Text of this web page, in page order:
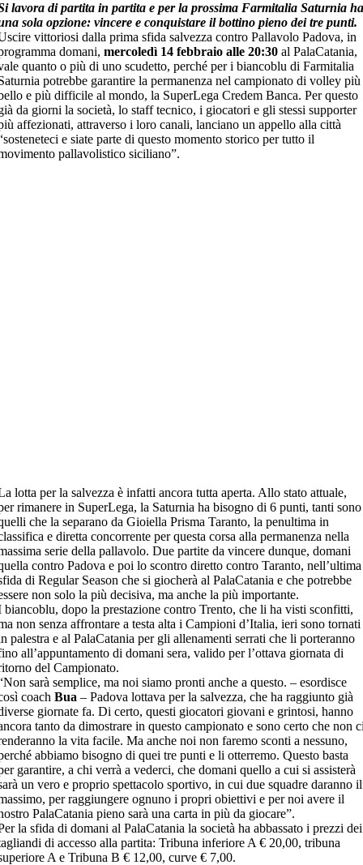
lavora di partita in partita e per la prossima Farmitalia Saturnia
sola opzione: vincere e conquistare il bottino pieno dei tre punti.
vittoriosi dalla prima sfida salvezza contro Pallavolo Padova, in
domani,mercoledì 14 febbraio alle 20:30al PalaCatania,
quanto o più di uno scudetto, perché per i biancoblu di Farmitalia
potrebbe garantire la permanenza nel campionato di volley più
e più difficile al mondo, la SuperLega Credem Banca. Per questo
da giorni la società, lo staff tecnico, i giocatori e gli stessi supporter
affezionati, attraverso i loro canali, lanciano un appello alla città
e siate parte di questo momento storico per tutto il
pallavolistico siciliano”.
lotta per la salvezza è infatti ancora tutta aperta. Allo stato attuale,
rimanere in SuperLega, la Saturnia ha bisogno di 6 punti, tanti sono
che la separano da Gioiella Prisma Taranto, la penultima in
e diretta concorrente per questa corsa alla permanenza nella
serie della pallavolo. Due partite da vincere dunque, domani
contro Padova e poi lo scontro diretto contro Taranto, nell’ultima
di Regular Season che si giocherà al PalaCatania e che potrebbe
non solo la più decisiva, ma anche la più importante.
biancoblu, dopo la prestazione contro Trento, che li ha visti sconfitti,
non senza affrontare a testa alta i Campioni d’Italia, ieri sono tornati
palestra e al PalaCatania per gli allenamenti serrati che li porteranno
all’appuntamento di domani sera, valido per l’ottava giornata di
del Campionato.
sarà semplice, ma noi siamo pronti anche a questo. – esordisce
coachBua – Padova lottava per la salvezza, che ha raggiunto già
giornate fa. Di certo, questi giocatori giovani e grintosi, hanno
tanto da dimostrare in questo campionato e sono certo che non
la vita facile. Ma anche noi non faremo sconti a nessuno,
abbiamo bisogno di quei tre punti e li otterremo. Questo basta
garantire, a chi verrà a vederci, che domani quello a cui si assisterà
un vero e proprio spettacolo sportivo, in cui due squadre daranno il
per raggiungere ognuno i propri obiettivi e per noi avere il
PalaCatania pieno sarà una carta in più da giocare”.
la sfida di domani al PalaCatania la società ha abbassato i prezzi dei
di accesso alla partita: Tribuna inferiore A € 20,00, tribuna
A e Tribuna B € 12,00, curve € 7,00.